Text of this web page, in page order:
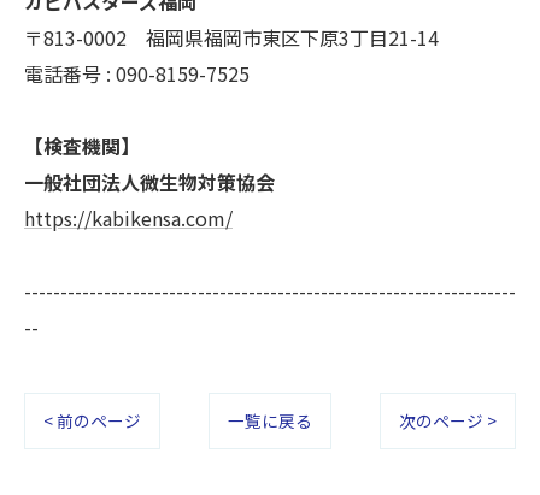
〒813-0002 福岡県福岡市東区下原3丁目21-14
電話番号 : 090-8159-7525
【検査機関】
一般社団法人微生物対策協会
https://kabikensa.com/
--------------------------------------------------------------------
--
< 前のページ 一覧に戻る 次のページ >